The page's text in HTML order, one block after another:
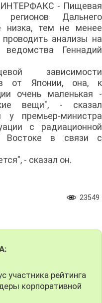
ИНТЕРФАКС - Пищевая
регионов Дальнего
низка, тем не менее
анализы на
Геннадий
зависимости
от Японии, она, к
очень маленькая -
вещи", - сказал
у премьер-министра
с радиационной
Востоке в связи с
- сказал он.
23549
участника рейтинга
корпоративной